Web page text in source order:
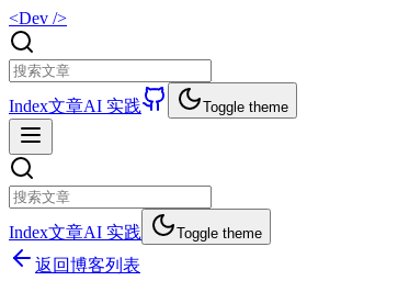
<Dev />
Index文章AI 实践 Toggle theme
Index文章AI 实践 Toggle theme
返回博客列表